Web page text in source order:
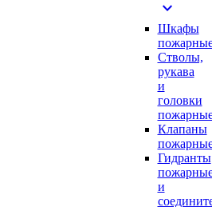
expand_more
Шкафы
Стволы,
рукава
и
головки
Клапаны
Гидранты
и